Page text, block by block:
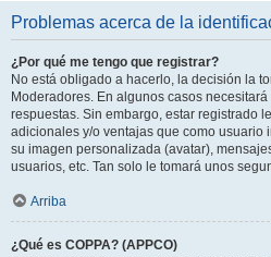
Problemas acerca de la
¿Por qué me tengo que registrar?
No está obligado a hacerlo, la decisión la
Moderadores. En algunos casos
respuestas. Sin embargo, estar registrado
adicionales y/o ventajas que como usuario
su imagen personalizada (avatar),
usuarios, etc. Tan solo le tomará unos
Arriba
¿Qué es COPPA? (APPCO)